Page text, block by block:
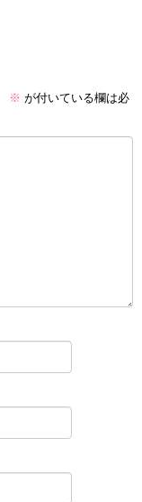
※ が付いている欄は必